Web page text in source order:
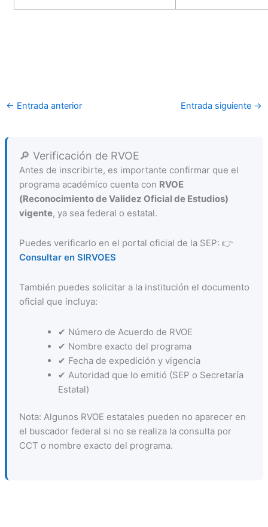
← Entrada anterior Entrada siguiente →
🔎 Verificación de RVOE
Antes de inscribirte, es importante confirmar que el
programa académico cuenta con RVOE
(Reconocimiento de Validez Oficial de Estudios)
vigente, ya sea federal o estatal.
Puedes verificarlo en el portal oficial de la SEP: 👉
Consultar en SIRVOES
También puedes solicitar a la institución el documento
oficial que incluya:
✔ Número de Acuerdo de RVOE
✔ Nombre exacto del programa
✔ Fecha de expedición y vigencia
✔ Autoridad que lo emitió (SEP o Secretaría
Estatal)
Nota: Algunos RVOE estatales pueden no aparecer en
el buscador federal si no se realiza la consulta por
CCT o nombre exacto del programa.